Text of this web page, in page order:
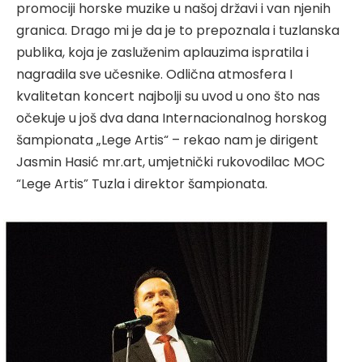
promociji horske muzike u našoj državi i van njenih
granica. Drago mi je da je to prepoznala i tuzlanska
publika, koja je zasluženim aplauzima ispratila i
nagradila sve učesnike. Odlična atmosfera I
kvalitetan koncert najbolji su uvod u ono što nas
očekuje u još dva dana Internacionalnog horskog
šampionata „Lege Artis“ – rekao nam je dirigent
Jasmin Hasić mr.art, umjetnički rukovodilac MOC
“Lege Artis” Tuzla i direktor šampionata.